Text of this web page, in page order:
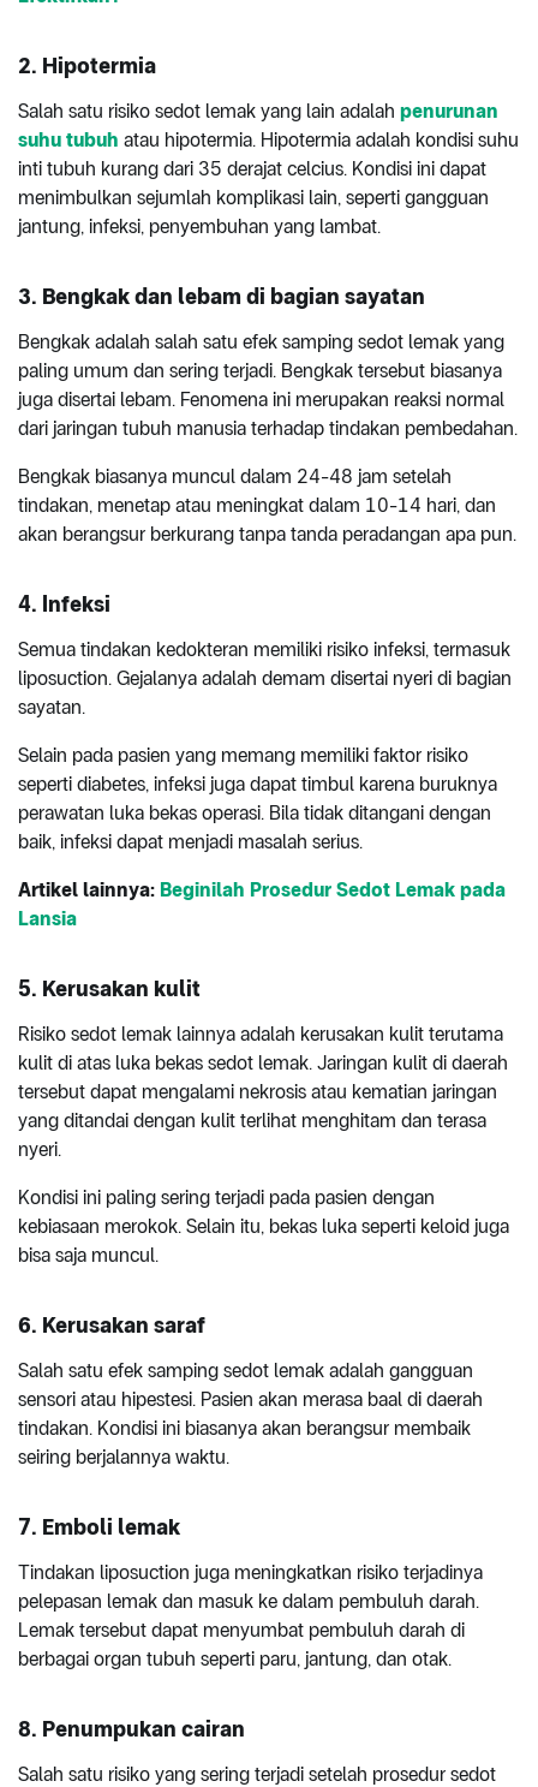
2. Hipotermia
Salah satu risiko sedot lemak yang lain adalah penurunan
suhu tubuh atau hipotermia. Hipotermia adalah kondisi suhu
inti tubuh kurang dari 35 derajat celcius. Kondisi ini dapat
menimbulkan sejumlah komplikasi lain, seperti gangguan
jantung, infeksi, penyembuhan yang lambat.
3. Bengkak dan lebam di bagian sayatan
Bengkak adalah salah satu efek samping sedot lemak yang
paling umum dan sering terjadi. Bengkak tersebut biasanya
juga disertai lebam. Fenomena ini merupakan reaksi normal
dari jaringan tubuh manusia terhadap tindakan pembedahan.
Bengkak biasanya muncul dalam 24-48 jam setelah
tindakan, menetap atau meningkat dalam 10-14 hari, dan
akan berangsur berkurang tanpa tanda peradangan apa pun.
4. Infeksi
Semua tindakan kedokteran memiliki risiko infeksi, termasuk
liposuction. Gejalanya adalah demam disertai nyeri di bagian
sayatan.
Selain pada pasien yang memang memiliki faktor risiko
seperti diabetes, infeksi juga dapat timbul karena buruknya
perawatan luka bekas operasi. Bila tidak ditangani dengan
baik, infeksi dapat menjadi masalah serius.
Artikel lainnya: Beginilah Prosedur Sedot Lemak pada
Lansia
5. Kerusakan kulit
Risiko sedot lemak lainnya adalah kerusakan kulit terutama
kulit di atas luka bekas sedot lemak. Jaringan kulit di daerah
tersebut dapat mengalami nekrosis atau kematian jaringan
yang ditandai dengan kulit terlihat menghitam dan terasa
nyeri.
Kondisi ini paling sering terjadi pada pasien dengan
kebiasaan merokok. Selain itu, bekas luka seperti keloid juga
bisa saja muncul.
6. Kerusakan saraf
Salah satu efek samping sedot lemak adalah gangguan
sensori atau hipestesi. Pasien akan merasa baal di daerah
tindakan. Kondisi ini biasanya akan berangsur membaik
seiring berjalannya waktu.
7. Emboli lemak
Tindakan liposuction juga meningkatkan risiko terjadinya
pelepasan lemak dan masuk ke dalam pembuluh darah.
Lemak tersebut dapat menyumbat pembuluh darah di
berbagai organ tubuh seperti paru, jantung, dan otak.
8. Penumpukan cairan
Salah satu risiko yang sering terjadi setelah prosedur sedot